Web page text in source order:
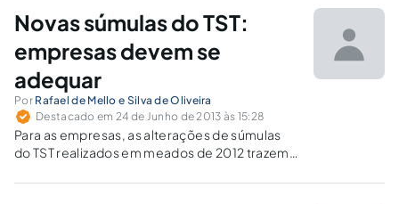
Novas súmulas do TST:
empresas devem se
adequar
Por Rafael de Mello e Silva de Oliveira
Destacado em 24 de Junho de 2013 às 15:28
Para as empresas, as alterações de súmulas
do TST realizados em meados de 2012 trazem
procedimentos internos jurídicos e de